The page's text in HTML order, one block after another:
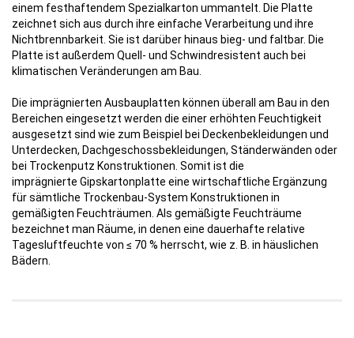
einem festhaftendem Spezialkarton ummantelt. Die Platte
zeichnet sich aus durch ihre einfache Verarbeitung und ihre
Nichtbrennbarkeit. Sie ist darüber hinaus bieg- und faltbar. Die
Platte ist außerdem Quell- und Schwindresistent auch bei
klimatischen Veränderungen am Bau.
Die imprägnierten Ausbauplatten können überall am Bau in den
Bereichen eingesetzt werden die einer erhöhten Feuchtigkeit
ausgesetzt sind wie zum Beispiel bei Deckenbekleidungen und
Unterdecken, Dachgeschossbekleidungen, Ständerwänden oder
bei Trockenputz Konstruktionen. Somit ist die
imprägnierte Gipskartonplatte eine wirtschaftliche Ergänzung
für sämtliche Trockenbau-System Konstruktionen in
gemäßigten Feuchträumen. Als gemäßigte Feuchträume
bezeichnet man Räume, in denen eine dauerhafte relative
Tagesluftfeuchte von ≤ 70 % herrscht, wie z. B. in häuslichen
Bädern.